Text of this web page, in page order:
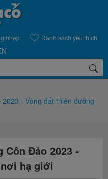
nhập Danh sách yêu thích
- Vùng đất thiên đường
Đảo 2023 -
hạ giới